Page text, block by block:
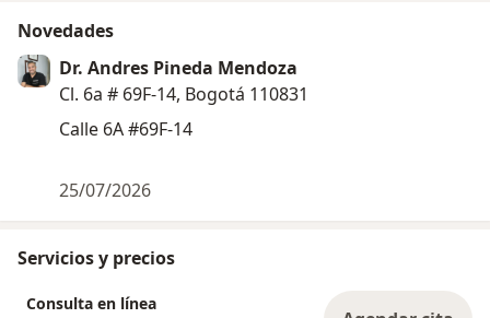
Novedades
Dr. Andres Pineda Mendoza
Cl. 6a # 69F-14, Bogotá 110831
Calle 6A #69F-14
25/07/2026
Servicios y precios
Consulta en línea